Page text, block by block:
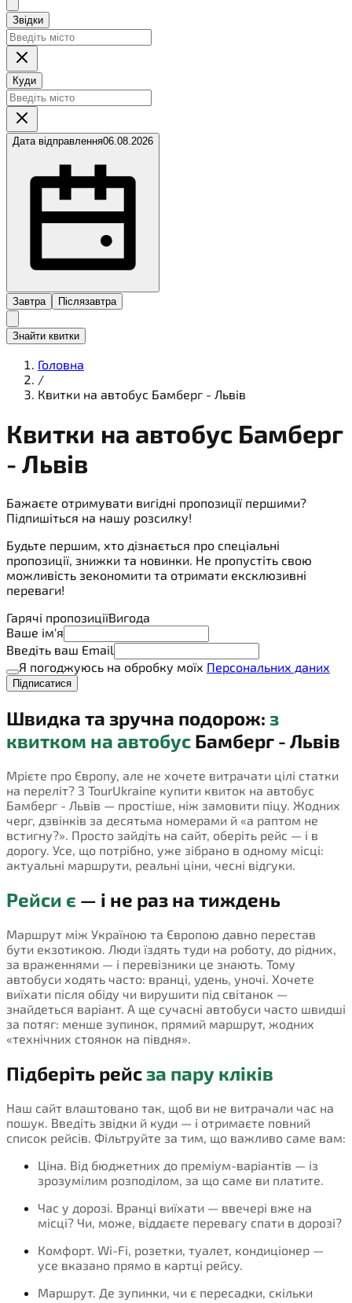
Звідки
Куди
Дата відправлення06.08.2026
Завтра Післязавтра
Знайти квитки
Головна
/
Квитки на автобус Бамберг - Львів
Квитки на автобус Бамберг
- Львів
Бажаєте отримувати вигідні пропозиції першими?
Підпишіться на нашу розсилку!
Будьте першим, хто дізнається про спеціальні
пропозиції, знижки та новинки. Не пропустіть свою
можливість зекономити та отримати ексклюзивні
переваги!
Гарячі пропозиціїВигода
Ваше ім'я
Введіть ваш Email
Я погоджуюсь на обробку моїх Персональних даних
Підписатися
Швидка та зручна подорож: з
квитком на автобус Бамберг - Львів
Мрієте про Європу, але не хочете витрачати цілі статки
на переліт? З TourUkraine купити квиток на автобус
Бамберг - Львів — простіше, ніж замовити піцу. Жодних
черг, дзвінків за десятьма номерами й «а раптом не
встигну?». Просто зайдіть на сайт, оберіть рейс — і в
дорогу. Усе, що потрібно, уже зібрано в одному місці:
актуальні маршрути, реальні ціни, чесні відгуки.
Рейси є — і не раз на тиждень
Маршрут між Україною та Європою давно перестав
бути екзотикою. Люди їздять туди на роботу, до рідних,
за враженнями — і перевізники це знають. Тому
автобуси ходять часто: вранці, удень, уночі. Хочете
виїхати після обіду чи вирушити під світанок —
знайдеться варіант. А ще сучасні автобуси часто швидші
за потяг: менше зупинок, прямий маршрут, жодних
«технічних стоянок на півдня».
Підберіть рейсза пару кліків
Наш сайт влаштовано так, щоб ви не витрачали час на
пошук. Введіть звідки й куди — і отримаєте повний
список рейсів. Фільтруйте за тим, що важливо саме вам:
Ціна. Від бюджетних до преміум-варіантів — із
зрозумілим розподілом, за що саме ви платите.
Час у дорозі. Вранці виїхати — ввечері вже на
місці? Чи, може, віддаєте перевагу спати в дорозі?
Комфорт. Wi-Fi, розетки, туалет, кондиціонер —
усе вказано прямо в картці рейсу.
Маршрут. Де зупинки, чи є пересадки, скільки